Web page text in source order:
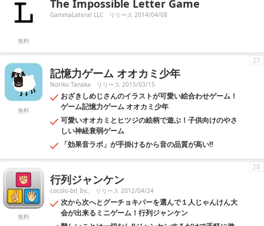
無料
The Impossible Letter Game
GammaLateral LLC リリース 2014/04/08
無料
記憶力ゲーム オオカミ少年
Noriko Tanaka リリース 2015/03/15
おざきしめじさんのイラストが可愛い絵合わせゲーム！
ゲーム記憶力ゲーム オオカミ少年
可愛いオオカミとヒツジの絵柄で遊ぶ！子供向けのやさ
しい神経衰弱ゲーム
「効果音ラボ」が手掛けるから音の品質が高い‼
27
無料
行列ジャンケン
cocolo-bit Inc. リリース 2012/04/24
次から次へとグーチョキパーを選んで１人じゃんけん大
会が出来るミニゲーム！行列ジャンケン
28